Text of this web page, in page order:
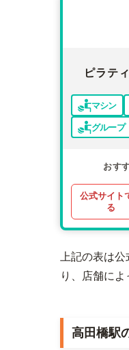
ピラテ
マシン
グループ
おす
公式サイト
る
上記の表は
り、店舗に
高田橋駅